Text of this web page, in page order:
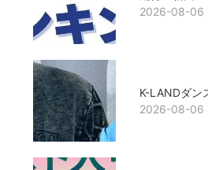
2026-08-06
K-LANDダン
2026-08-06